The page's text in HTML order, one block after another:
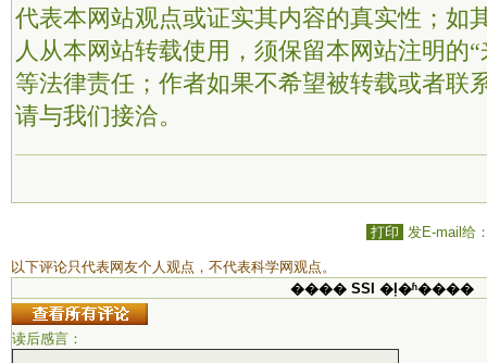
代表本网站观点或证实其内容的真实性；如
人从本网站转载使用，须保留本网站注明的
等法律责任；作者如果不希望被转载或者联
请与我们接洽。
打印 发E-mail给
以下评论只代表网友个人观点，不代表科学网观点。
���� SSI �ļ�ʱ����
读后感言：